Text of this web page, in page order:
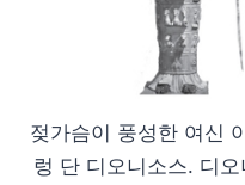
젖가슴이 풍성한 여신
렁 단 디오니소스. 디